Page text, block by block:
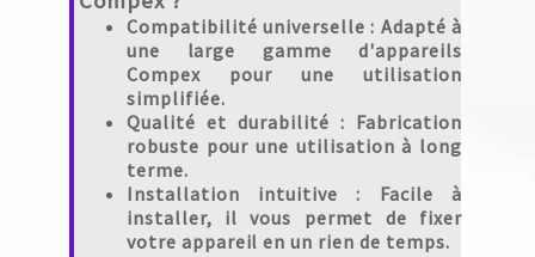
Compatibilité universelle : Adapté à
une large gamme d'appareils
Compex pour une utilisation
simplifiée.
Qualité et durabilité : Fabrication
robuste pour une utilisation à long
terme.
Installation intuitive : Facile à
installer, il vous permet de fixer
votre appareil en un rien de temps.